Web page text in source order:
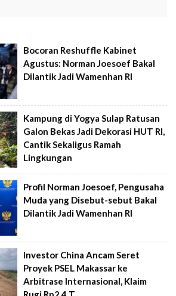
Bocoran Reshuffle Kabinet
Agustus: Norman Joesoef Bakal
Dilantik Jadi Wamenhan RI
Kampung di Yogya Sulap Ratusan
Galon Bekas Jadi Dekorasi HUT RI,
Cantik Sekaligus Ramah
Lingkungan
Profil Norman Joesoef, Pengusaha
Muda yang Disebut-sebut Bakal
Dilantik Jadi Wamenhan RI
Investor China Ancam Seret
Proyek PSEL Makassar ke
Arbitrase Internasional, Klaim